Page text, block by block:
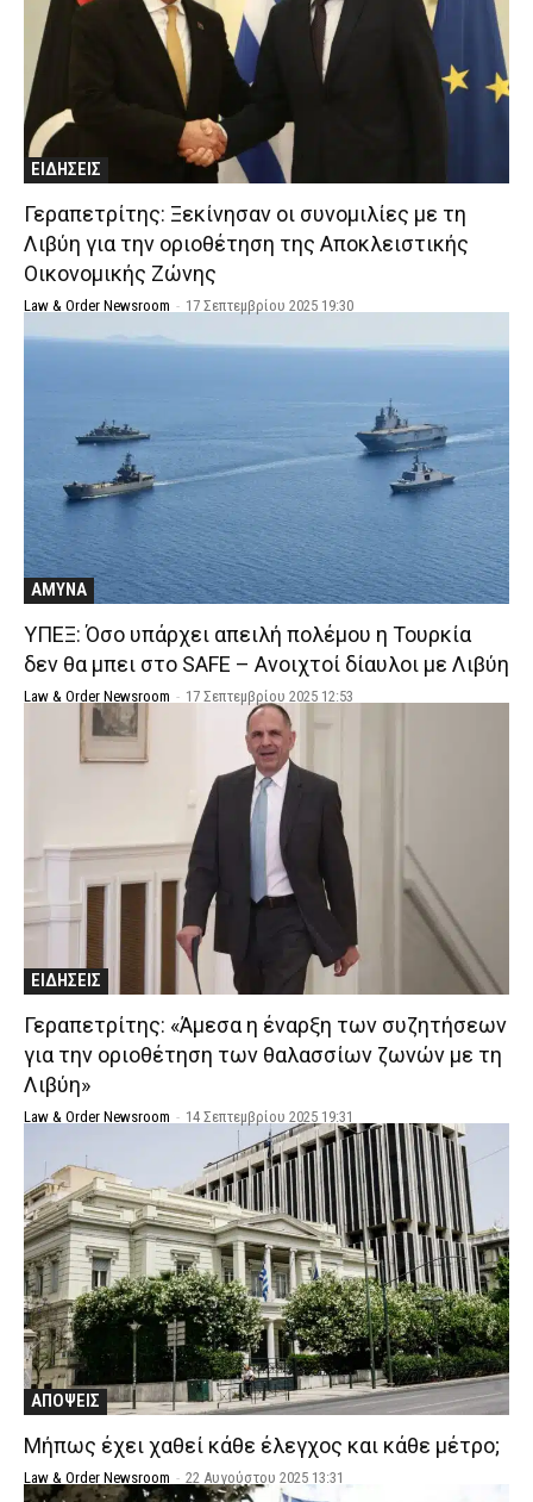
ΕΙΔΗΣΕΙΣ
Γεραπετρίτης: Ξεκίνησαν οι συνομιλίες με τη
Λιβύη για την οριοθέτηση της Αποκλειστικής
Οικονομικής Ζώνης
Law & Order Newsroom - 17 Σεπτεμβρίου 2025 19:30
ΑΜΥΝΑ
ΥΠΕΞ: Όσο υπάρχει απειλή πολέμου η Τουρκία
δεν θα μπει στο SAFE – Ανοιχτοί δίαυλοι με Λιβύη
Law & Order Newsroom - 17 Σεπτεμβρίου 2025 12:53
ΕΙΔΗΣΕΙΣ
Γεραπετρίτης: «Άμεσα η έναρξη των συζητήσεων
για την οριοθέτηση των θαλασσίων ζωνών με τη
Λιβύη»
Law & Order Newsroom - 14 Σεπτεμβρίου 2025 19:31
ΑΠΟΨΕΙΣ
Μήπως έχει χαθεί κάθε έλεγχος και κάθε μέτρο;
Law & Order Newsroom - 22 Αυγούστου 2025 13:31